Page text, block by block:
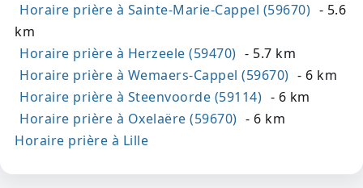
Horaire prière à Sainte-Marie-Cappel (59670) - 5.6
km
Horaire prière à Herzeele (59470) - 5.7 km
Horaire prière à Wemaers-Cappel (59670) - 6 km
Horaire prière à Steenvoorde (59114) - 6 km
Horaire prière à Oxelaëre (59670) - 6 km
Horaire prière à Lille